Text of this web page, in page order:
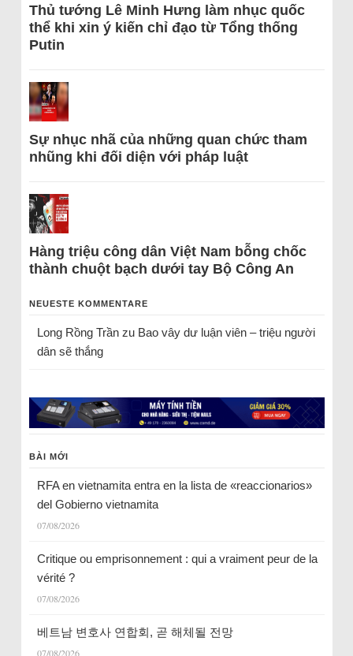
Thủ tướng Lê Minh Hưng làm nhục quốc
thể khi xin ý kiến chỉ đạo từ Tổng thống
Putin
Sự nhục nhã của những quan chức tham
nhũng khi đối diện với pháp luật
Hàng triệu công dân Việt Nam bỗng chốc
thành chuột bạch dưới tay Bộ Công An
NEUESTE KOMMENTARE
Long Rồng Trầnzu Bao vây dư luận viên – triệu người
dân sẽ thắng
BÀI MỚI
RFA en vietnamita entra en la lista de «reaccionarios»
del Gobierno vietnamita
07/08/2026
Critique ou emprisonnement : qui a vraiment peur de la
vérité ?
07/08/2026
베트남 변호사 연합회, 곧 해체될 전망
07/08/2026